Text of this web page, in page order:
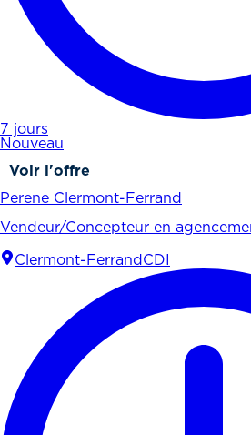
7 jours
Nouveau
Voir l'offre
Perene Clermont-Ferrand
Vendeur/Concepteur en
Clermont-Ferrand CDI